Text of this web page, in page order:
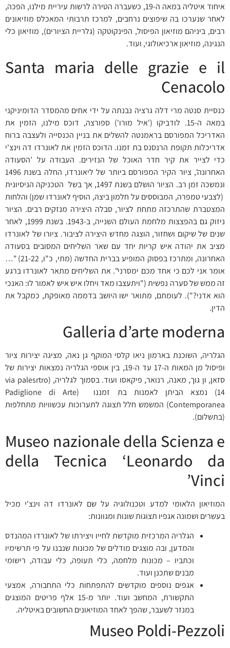
איחוד איטליה במאה ה-19, כשעברה הטירה לרשות עיריית מילנו, הפכה,
לאחר שנערכו בה שיפוצים נרחבים, למרכז תרבותי המאכלס מוזיאונים
רבים, ביניהם מוזיאון הפיסול, הפינקוטקה (גלריית הציורים), מוזיאון כלי
הנגינה, מוזיאון ארכיאולוגי, ועוד.
Santa maria delle grazie e il
Cenacolo
כנסיית סנטה מרי דלה גרציה נבנתה על ידי אחים מהמסדר הדומיניקני
במאה ה-15. לודביקו ('איל מורו') ספורצה, דוכס מילנו, הזמין את
האדריכל המפורסם בראמנטה להשלים את בניין הכנסייה ולעצבה ברוח
אדריכלות תקופת הרנסנס בת זמנו. הדוכס הזמין את לאונרדו דה וינצ'י
כדי לצייר את קיר חדר האוכל של הנזירים. העבודה על 'הסעודה
האחרונה', ציור הקיר המפורסם ביותר של ליאונרדו, החלה בשנת 1496
ונמשכה זמן רב. הציור הושלם בשנת 1497, אך בשל הטכניקה הניסיונית
(לצבעי טמפרה, המבוססים על חלמון ביצה, הוסיף לאונרדו שמן) והלחות
המצטברת שהתרכזה מתחת לציור, סבלה היצירה מנזקים רבים. הציור
ניזוק גם בהפצצות מלחמת העולם השנייה, ב-1943. בשנת 1999, לאחר
שנים של שיקום ושחזור, הוצגה מחדש היצירה לציבור. ציורו של לאונרדו
מציב את יהודה איש קריות יחד עם שאר השליחים המסובים בסעודה
האחרונה, ומתרכז בפסוק המופיע בברית החדשה (מתי, כ"ו, 21-22) "…
אומר אני לכם כי אחד מכם ימסרני". את השליחים מתאר לאונרדו ברגע
זה ממש של סערה נפשית ("ויתעצבו מאד ויחלו איש איש לאמור לו: האנכי
הוא אדני?"). לעומתם, מתואר ישו היושב בדממה מאופקת, כמקבל את
הדין.
Galleria d’arte moderna
הגלריה, השוכנת בארמון ניאו קלסי המוקף גן נאה, מציגה יצירות ציור
ופיסול מן המאות ה-17 עד ה-19, בין אוספי הגלריה נמצאות יצירות של
סזאן, ון גוך, מאנה, רנואר, פיקאסו ועוד. בסמוך לגלריה, (via palesrtro
14) נמצא הביתן לאמנות בת זמננו (Padiglione di Arte
Contemporanea) המשמש חלל תצוגה לתערוכות עכשוויות מתחלפות
(בתשלום).
Museo nazionale della Scienza e
della Tecnica ‘Leonardo da
Vinci’
המוזיאון הלאומי למדע וטכנולוגיה על שם לאונרדו דה וינצ'י מכיל
בעשרים ושמונה אגפיו תצוגות שונות ומגוונות:
הגלריה המרכזית מוקדשת לחייו ויצירתו של לאונרדו המהנדס
והמדען, ובה מוצגים מודלים של מכונות שנבנו על פי תרשימיו
וכתביו – מכונות מלחמה, כלי תעופה, כלי עבודה, רישומי
מבנים שתכנן ועוד.
אגפים נוספים מוקדשים להתפתחות כלי התחבורה, אמצעי
התקשורת, המחשב ועוד. יותר מ-15 אלף פריטים המוצגים
במנזר לשעבר, שהפך לאחד המוזיאונים החשובים באיטליה.
Museo Poldi-Pezzoli